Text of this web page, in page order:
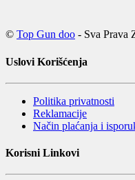
© Top Gun doo - Sva Prava
Uslovi Korišćenja
Politika privatnosti
Reklamacije
Način plaćanja i
Korisni Linkovi